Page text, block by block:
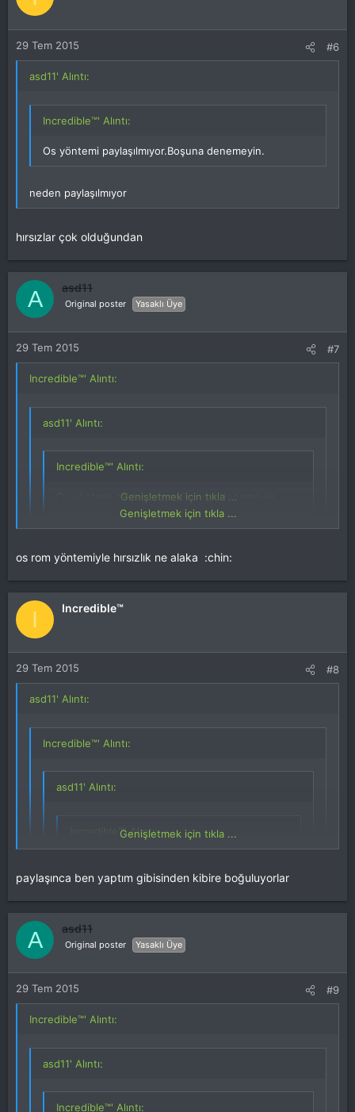
29 Tem 2015 #6
asd11' Alıntı:
Incredible™' Alıntı:
Os yöntemi paylaşılmıyor.Boşuna denemeyin.
neden paylaşılmıyor
hırsızlar çok olduğundan
A asd11
Original poster Yasaklı Üye
29 Tem 2015 #7
Incredible™' Alıntı:
asd11' Alıntı:
Incredible™' Alıntı:
Os yöntemi paylaşılmıyor.Boşuna denemeyin.
Genişletmek için tıkla ...
hırsızlar çok olduğundan
Genişletmek için tıkla ...
os rom yöntemiyle hırsızlık ne alaka :chin:
I Incredible™
29 Tem 2015 #8
asd11' Alıntı:
Incredible™' Alıntı:
asd11' Alıntı:
Incredible™' Alıntı:
denemeyin.Genişletmek için tıkla ...
hırsızlar çok olduğundan
Genişletmek için tıkla ...
os rom yöntemiyle hırsızlık ne alaka :chin:
Genişletmek için tıkla ...
paylaşınca ben yaptım gibisinden kibire boğuluyorlar
A asd11
Original poster Yasaklı Üye
29 Tem 2015 #9
Incredible™' Alıntı:
asd11' Alıntı:
Incredible™' Alıntı: